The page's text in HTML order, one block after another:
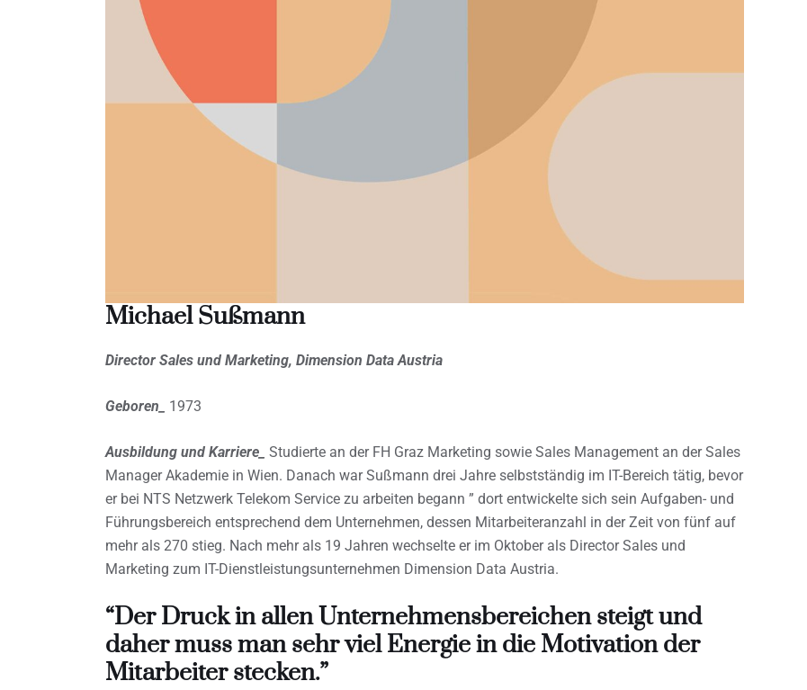
Michael Sußmann
Director Sales und Marketing, Dimension Data Austria
Geboren_ 1973
Ausbildung und Karriere_ Studierte an der FH Graz Marketing sowie Sales Management an der Sales
Manager Akademie in Wien. Danach war Sußmann drei Jahre selbstständig im IT-Bereich tätig, bevor
er bei NTS Netzwerk Telekom Service zu arbeiten begann ” dort entwickelte sich sein Aufgaben- und
Führungsbereich entsprechend dem Unternehmen, dessen Mitarbeiteranzahl in der Zeit von fünf auf
mehr als 270 stieg. Nach mehr als 19 Jahren wechselte er im Oktober als Director Sales und
Marketing zum IT-Dienstleistungsunternehmen Dimension Data Austria.
“Der Druck in allen Unternehmensbereichen steigt und
daher muss man sehr viel Energie in die Motivation der
Mitarbeiter stecken.”